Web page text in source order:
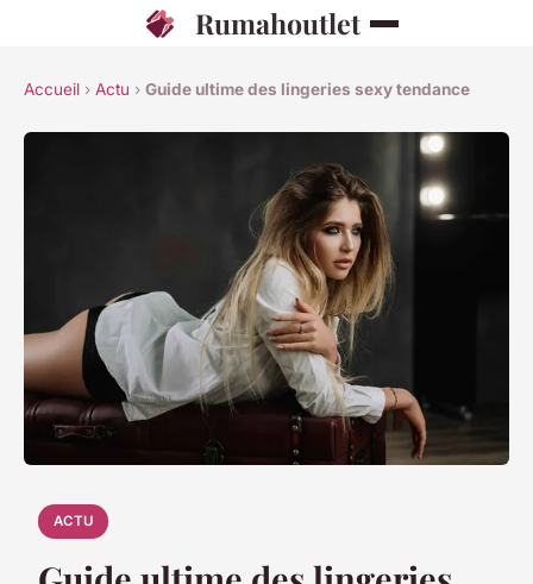
Rumahoutlet
Accueil › Actu › Guide ultime des lingeries sexy tendance
ACTU